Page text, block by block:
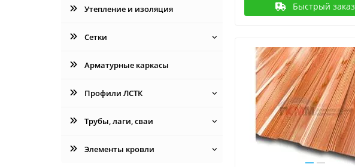
Утепление и изоляция
Сетки
Арматурные каркасы
Профили ЛСТК
Трубы, лаги, сваи
Элементы кровли
Быстрый заказ